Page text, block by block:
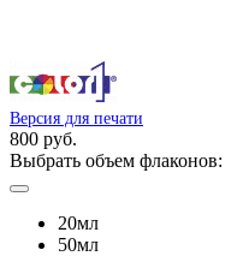
Версия для печати
800 руб.
Выбрать объем флаконов:
20мл
50мл